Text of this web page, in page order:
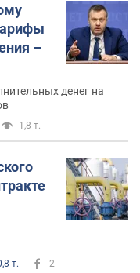
–
денег на
1,8 т.
т. 2